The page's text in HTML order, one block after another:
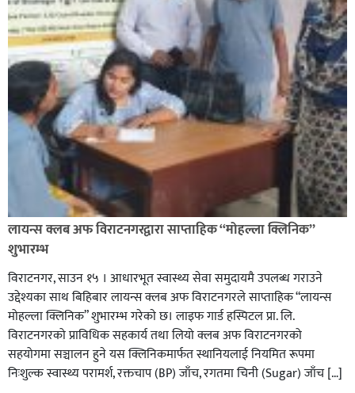
लायन्स क्लब अफ विराटनगरद्वारा साप्ताहिक “मोहल्ला क्लिनिक”
शुभारम्भ
विराटनगर, साउन १५ । आधारभूत स्वास्थ्य सेवा समुदायमै उपलब्ध गराउने
उद्देश्यका साथ बिहिबार लायन्स क्लब अफ विराटनगरले साप्ताहिक “लायन्स
मोहल्ला क्लिनिक” शुभारम्भ गरेकाे छ। लाइफ गार्ड हस्पिटल प्रा. लि.
विराटनगरको प्राविधिक सहकार्य तथा लियो क्लब अफ विराटनगरको
सहयोगमा सञ्चालन हुने यस क्लिनिकमार्फत स्थानियलाई नियमित रूपमा
निःशुल्क स्वास्थ्य परामर्श, रक्तचाप (BP) जाँच, रगतमा चिनी (Sugar) जाँच […]